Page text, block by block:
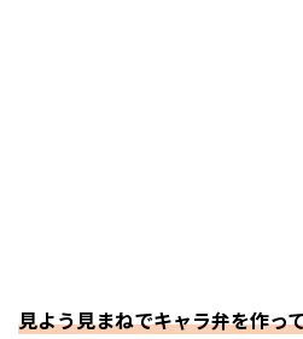
見よう見まねでキャラ弁を作っ